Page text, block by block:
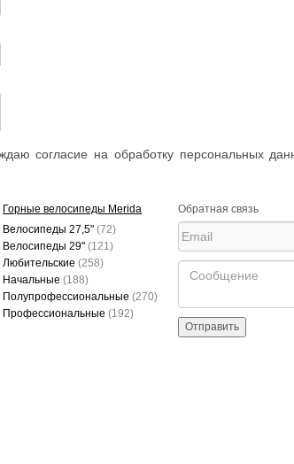
согласие на обработку персональных
Горные велосипеды Merida
Велосипеды 27,5" (72)
Велосипеды 29" (121)
Любительские (258)
Начальные (188)
Полупрофессиональные (270)
Профессиональные (192)
Обратная связь
Отправить